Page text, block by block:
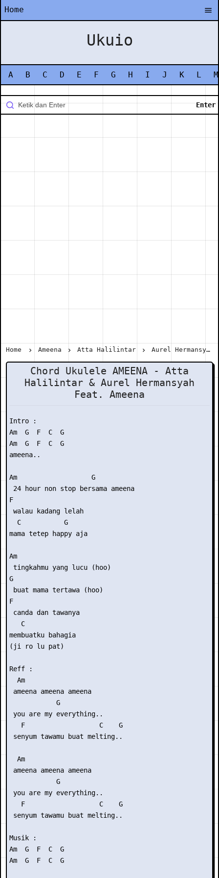
Home
Ukuio
A B C D E F G H I J K L M
Home Ameena Atta Halilintar Aurel Hermansyah
Chord Ukulele AMEENA - Atta
Halilintar & Aurel Hermansyah
Feat. Ameena
Intro :
Am  G  F  C  G
Am  G  F  C  G
ameena..
Am                   G
24 hour non stop bersama ameena
F
walau kadang lelah
  C           G
mama tetep happy aja
Am
tingkahmu yang lucu (hoo)
G
buat mama tertawa (hoo)
F
canda dan tawanya
   C
membuatku bahagia
(ji ro lu pat)
Reff :
  Am
ameena ameena ameena
            G
you are my everything..
   F                   C    G
senyum tawamu buat melting..
  Am
ameena ameena ameena
            G
you are my everything..
   F                   C    G
senyum tawamu buat melting..
Musik :
Am  G  F  C  G
Am  G  F  C  G